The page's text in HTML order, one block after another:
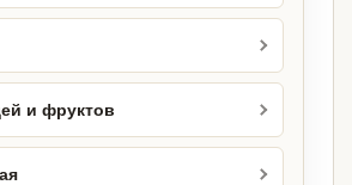
и фруктов